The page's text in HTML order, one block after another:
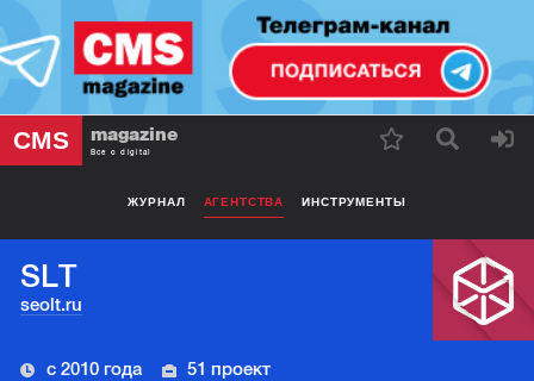
CMS magazine
Все о digital
ЖУРНАЛ АГЕНТСТВА ИНСТРУМЕНТЫ
SLT
seolt.ru
с 2010 года
51 проект